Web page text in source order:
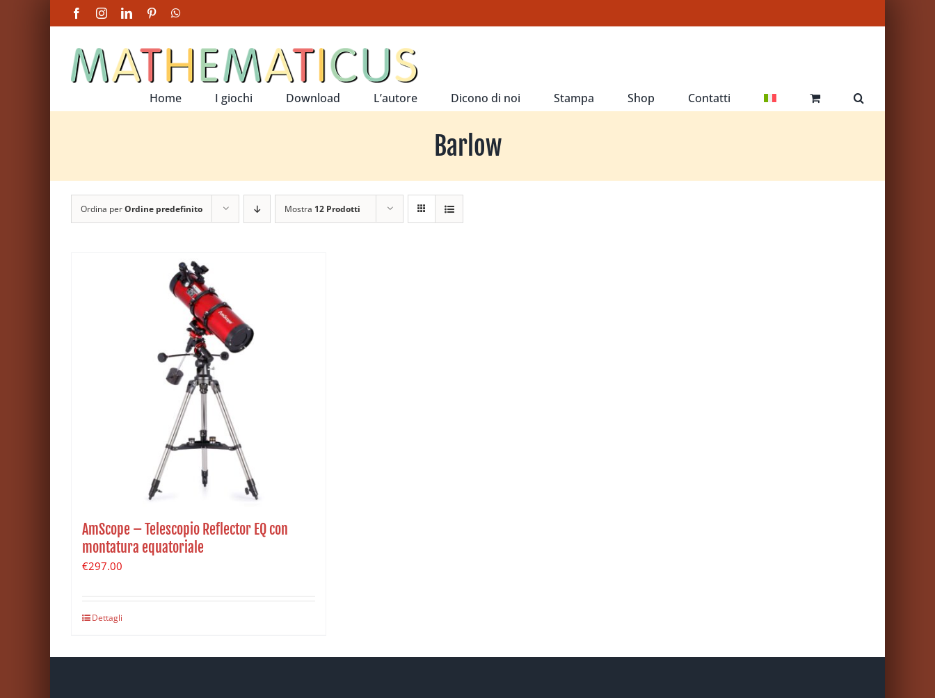
FacebookInstagramLinkedInPinterest
Home I giochi Download L’autore Dicono di noi Stampa Shop Contatti
Barlow
Ordina perOrdine predefinito Mostra 12 Prodotti
AmScope – Telescopio Reflector EQ con
montatura equatoriale
€297.00
Dettagli